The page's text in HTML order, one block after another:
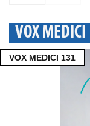
VOX MEDICI
VOX MEDICI 131